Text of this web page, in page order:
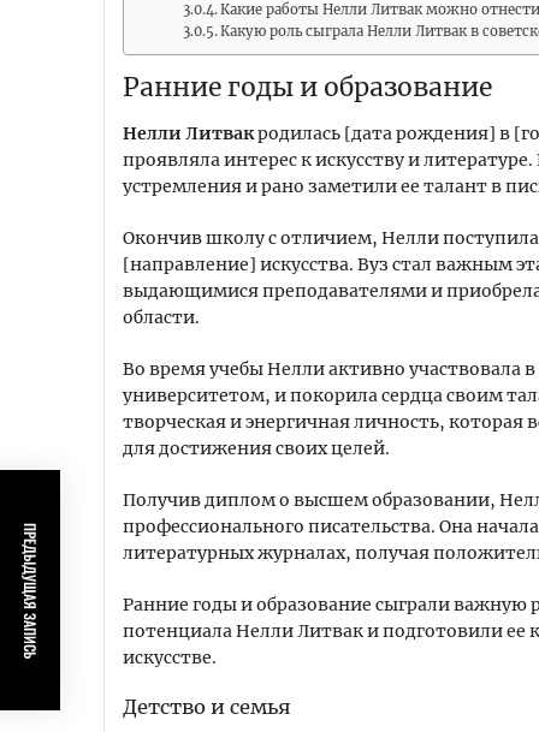
Какие работы Нелли Литвак можно
Какую роль сыграла Нелли Литвак в
Ранние годы и образование
Нелли Литвакродилась [дата рождения] в
проявляла интерес к искусству и
устремления и рано заметили ее талант в
Окончив школу с отличием, Нелли поступила
[направление] искусства. Вуз стал важным
выдающимися преподавателями и
области.
Во время учебы Нелли активно
университетом, и покорила сердца своим
творческая и энергичная личность, которая
для достижения своих целей.
Получив диплом о высшем образовании,
профессионального писательства. Она
литературных журналах, получая
Ранние годы и образование сыграли важную
потенциала Нелли Литвак и подготовили
искусстве.
Детство и семья
ПРЕДЫДУЩАЯ ЗАПИСЬ